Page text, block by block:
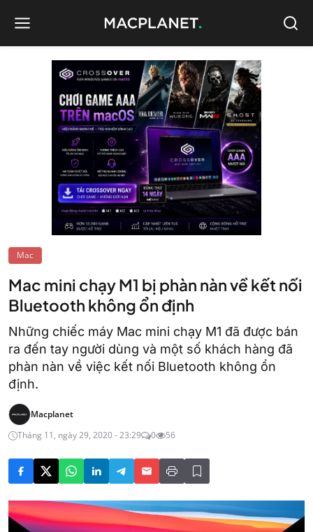
Mac
Mac mini chạy M1 bị phàn nàn về kết nối
Bluetooth không ổn định
Những chiếc máy Mac mini chạy M1 đã được bán
ra đến tay người dùng và một số khách hàng đã
phàn nàn về việc kết nối Bluetooth không ổn
định.
Macplanet
Tháng 11, ngày 29, 2020 - 23:29
0 56